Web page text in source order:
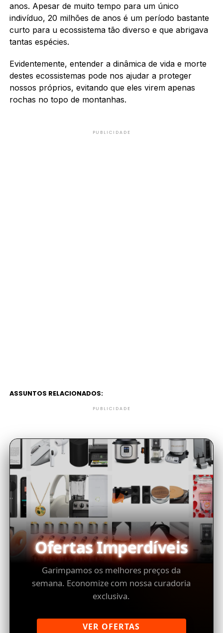
anos. Apesar de muito tempo para um único
indivíduo, 20 milhões de anos é um período bastante
curto para u ecossistema tão diverso e que abrigava
tantas espécies.
Evidentemente, entender a dinâmica de vida e morte
destes ecossistemas pode nos ajudar a proteger
nossos próprios, evitando que eles virem apenas
rochas no topo de montanhas.
PUBLICIDADE
ASSUNTOS RELACIONADOS:
PUBLICIDADE
Ofertas Imperdíveis
Garimpamos os melhores preços da
semana. Economize com nossa curadoria
exclusiva.
VER OFERTAS